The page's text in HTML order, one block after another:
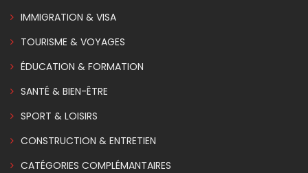
IMMIGRATION & VISA
TOURISME & VOYAGES
ÉDUCATION & FORMATION
SANTÉ & BIEN-ÊTRE
SPORT & LOISIRS
CONSTRUCTION & ENTRETIEN
CATÉGORIES COMPLÉMANTAIRES